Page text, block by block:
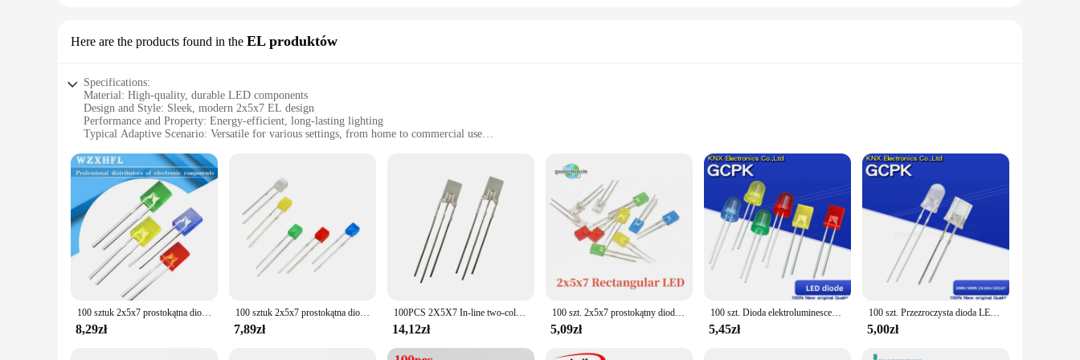
Here are the products found in the EL produktów
Specifications:
Material: High-quality, durable LED components
Design and Style: Sleek, modern 2x5x7 EL design
Performance and Property: Energy-efficient, long-lasting lighting
Typical Adaptive Scenario: Versatile for various settings, from home to commercial use
Parts and Accessories: Easy-to-install components for a seamless setup
Features:
**Unmatched Quality and Efficiency**
Illuminate your space with the LED 2x5x7 EL produktów, a product that combines cutting-edge technology with aesthetic appeal. These LED panels are crafted from robust materials, ensuring a long-
lasting and reliable lighting solution. The energy-efficient design means you can enjoy bright, vibrant illumination without the high energy costs. Whether you're looking to enhance your home's
ambiance or upgrade your commercial space, these LED panels are designed to deliver consistent, high-quality lighting.
**Versatile and User-Friendly**
The versatility of the LED 2x5x7 EL produktów makes it an ideal choice for a variety of environments. Its sleek design and modern style blend seamlessly into any decor, from contemporary to
traditional. The lightweight and compact nature of these panels make them easy to install, whether you're a DIY enthusiast or a professional installer. The sets available offer flexibility in terms of
quantity, allowing you to tailor your lighting setup to your specific needs.
**Designed for the Wholesale Market**
designed to cater to a broad range of scenarios, from residential to commercial spaces, ensuring that you can meet the diverse lighting needs of your clients. With the wholesale pricing, you can provide
100 sztuk 2x5x7 prostokątna dioda LED emitująca lampa diodowa biały czerwony zielony niebieski żółty pomarańczowy rozproszony kolor kwadratowy wskaźnik DIY
8,29zł
100 sztuk 2x5x7 prostokątna dioda elektroluminescencyjna LED lampa biały czerwony zielony niebieski żółty rozproszony kolor kwadratowy DIY wskaźnik 2*5*7MM
7,89zł
100PCS 2X5X7 In-line two-color LED light 2*5*7 Red green Red blue Red yellow Yellow green square two-color LED indicator diode
14,12zł
100 szt. 2x5x7 prostokątny diod emitujący lampa diodowa biały czerwony zielony niebieski żółty pomarańczowy rozproszony kolor kwadratowy DIY wskaźnik
5,09zł
100 szt. Dioda elektroluminescencyjna LED 2x3x4 2x5x7 kwadratowych 3MM 5MM kolor niebieski/czerwony/zielony/biały/żółty/pomarańczowy
5,45zł
100 szt. Przezroczysta dioda LED dioda elektroluminescencyjna niebieski czerwony zielony biały żółty fioletowy elektroniczny zestaw do majsterkowania 2x3x4 2x5x7 3MM 5MM
5,00zł